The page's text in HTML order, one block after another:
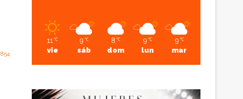
854
11 ℃
vie
9 ℃
sáb
8 ℃
dom
9 ℃
lun
9 ℃
mar